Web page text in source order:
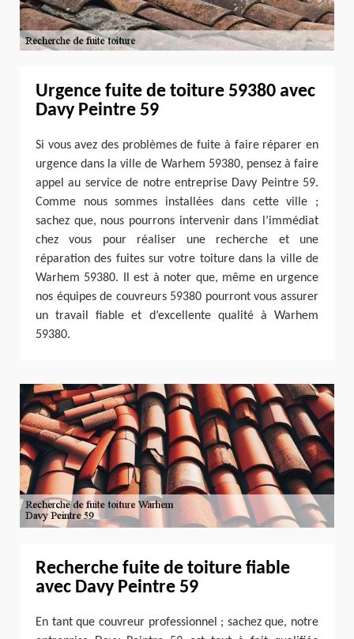
Urgence fuite de toiture 59380 avec
Davy Peintre 59
Si vous avez des problèmes de fuite à faire réparer en
urgence dans la ville de Warhem 59380, pensez à faire
appel au service de notre entreprise Davy Peintre 59.
Comme nous sommes installées dans cette ville ;
sachez que, nous pourrons intervenir dans l’immédiat
chez vous pour réaliser une recherche et une
réparation des fuites sur votre toiture dans la ville de
Warhem 59380. Il est à noter que, même en urgence
nos équipes de couvreurs 59380 pourront vous assurer
un travail fiable et d’excellente qualité à Warhem
59380.
Recherche fuite de toiture fiable
avec Davy Peintre 59
En tant que couvreur professionnel ; sachez que, notre